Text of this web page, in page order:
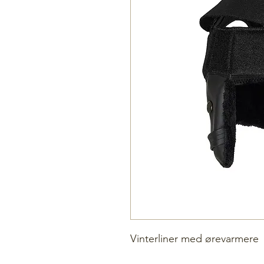
Vinterliner med ørevarmere